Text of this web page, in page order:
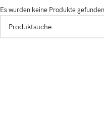
Es wurden keine Produkte